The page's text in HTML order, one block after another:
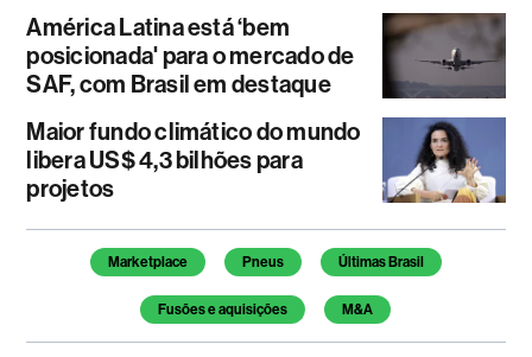
América Latina está ‘bem
posicionada' para o mercado de
SAF, com Brasil em destaque
Maior fundo climático do mundo
libera US$ 4,3 bilhões para
projetos
Temas deste artigo
Marketplace Pneus Últimas Brasil
Fusões e aquisições M&A